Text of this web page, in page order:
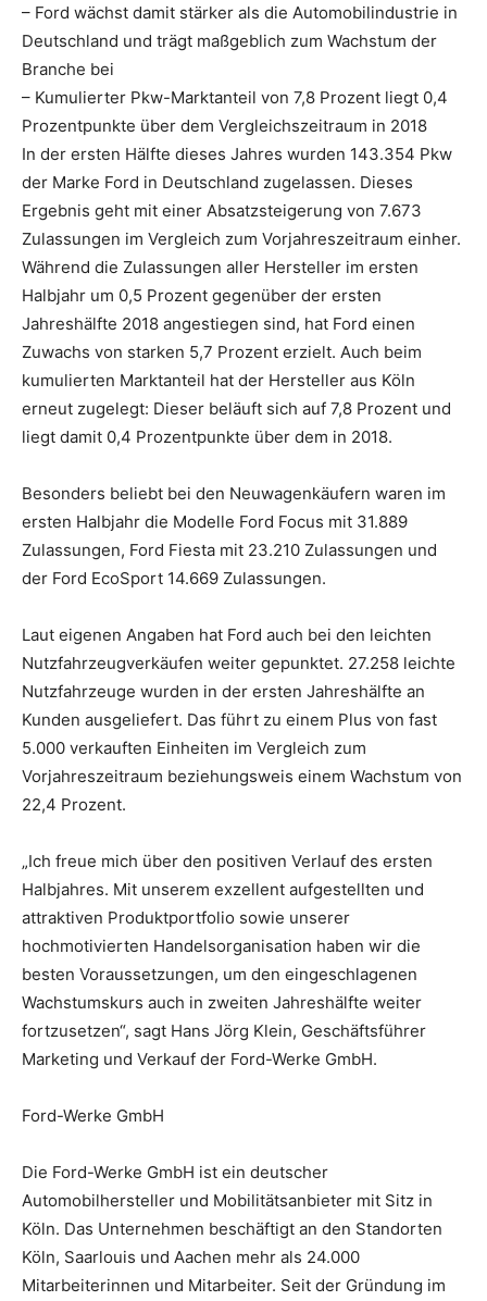
– Ford wächst damit stärker als die Automobilindustrie in
Deutschland und trägt maßgeblich zum Wachstum der
Branche bei
– Kumulierter Pkw-Marktanteil von 7,8 Prozent liegt 0,4
Prozentpunkte über dem Vergleichszeitraum in 2018
In der ersten Hälfte dieses Jahres wurden 143.354 Pkw
der Marke Ford in Deutschland zugelassen. Dieses
Ergebnis geht mit einer Absatzsteigerung von 7.673
Zulassungen im Vergleich zum Vorjahreszeitraum einher.
Während die Zulassungen aller Hersteller im ersten
Halbjahr um 0,5 Prozent gegenüber der ersten
Jahreshälfte 2018 angestiegen sind, hat Ford einen
Zuwachs von starken 5,7 Prozent erzielt. Auch beim
kumulierten Marktanteil hat der Hersteller aus Köln
erneut zugelegt: Dieser beläuft sich auf 7,8 Prozent und
liegt damit 0,4 Prozentpunkte über dem in 2018.
Besonders beliebt bei den Neuwagenkäufern waren im
ersten Halbjahr die Modelle Ford Focus mit 31.889
Zulassungen, Ford Fiesta mit 23.210 Zulassungen und
der Ford EcoSport 14.669 Zulassungen.
Laut eigenen Angaben hat Ford auch bei den leichten
Nutzfahrzeugverkäufen weiter gepunktet. 27.258 leichte
Nutzfahrzeuge wurden in der ersten Jahreshälfte an
Kunden ausgeliefert. Das führt zu einem Plus von fast
5.000 verkauften Einheiten im Vergleich zum
Vorjahreszeitraum beziehungsweis einem Wachstum von
22,4 Prozent.
„Ich freue mich über den positiven Verlauf des ersten
Halbjahres. Mit unserem exzellent aufgestellten und
attraktiven Produktportfolio sowie unserer
hochmotivierten Handelsorganisation haben wir die
besten Voraussetzungen, um den eingeschlagenen
Wachstumskurs auch in zweiten Jahreshälfte weiter
fortzusetzen“, sagt Hans Jörg Klein, Geschäftsführer
Marketing und Verkauf der Ford-Werke GmbH.
Ford-Werke GmbH
Die Ford-Werke GmbH ist ein deutscher
Automobilhersteller und Mobilitätsanbieter mit Sitz in
Köln. Das Unternehmen beschäftigt an den Standorten
Köln, Saarlouis und Aachen mehr als 24.000
Mitarbeiterinnen und Mitarbeiter. Seit der Gründung im